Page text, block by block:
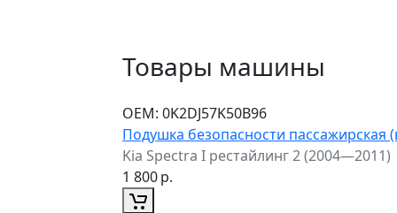
Товары машины
ОЕМ: 0K2DJ57K50B96
Подушка безопасности пассажирская
Kia Spectra I рестайлинг 2 (2004—2011)
1 800р.